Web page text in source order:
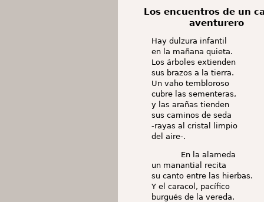
Los encuentros de un
aventurero
Hay dulzura infantil
en la mañana quieta.
Los árboles extienden
sus brazos a la tierra.
Un vaho tembloroso
cubre las sementeras,
y las arañas tienden
sus caminos de seda
-rayas al cristal limpio
del aire-.
En la alameda
un manantial recita
su canto entre las hierbas.
Y el caracol, pacífico
burgués de la vereda,